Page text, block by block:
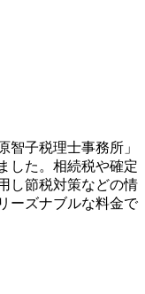
智子税理士事務所」
した。相続税や確定
し節税対策などの情
ーズナブルな料金で